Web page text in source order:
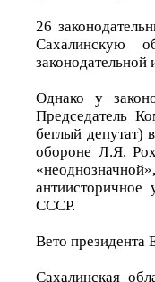
26
Сахалинскую
законодательной
Однако у
Председатель
беглый депутат)
обороне Л.Я.
СССР.
Вето президента
Сахалинская